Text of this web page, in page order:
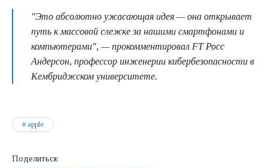
"Это абсолютно ужасающая идея — она открывает
путь к массовой слежке за нашими смартфонами и
компьютерами", — прокомментировал FT Росс
Андерсон, профессор инженерии кибербезопасности в
Кембриджском университете.
apple
Поделиться: